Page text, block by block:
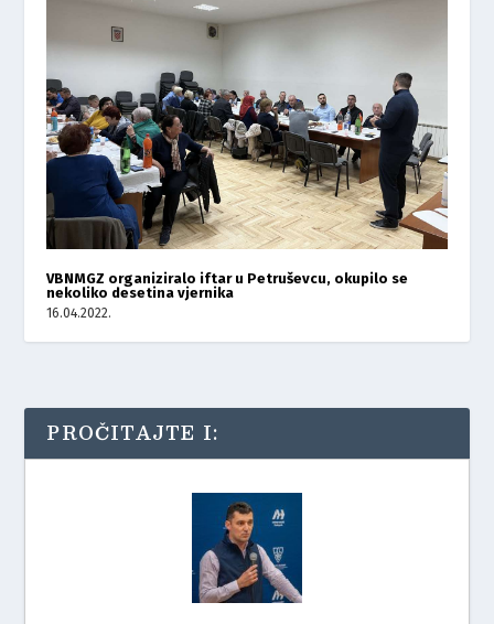
VBNMGZ organiziralo iftar u Petruševcu, okupilo se
nekoliko desetina vjernika
16.04.2022.
PROČITAJTE I: